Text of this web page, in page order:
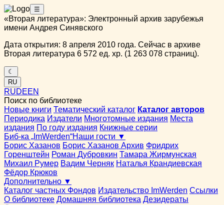
☰
«Вторая литература»: Электронный архив зарубежья
имени Андрея Синявского
Дата открытия: 8 апреля 2010 года. Сейчас в архиве
Вторая литература 6 572 ед. хр. (1 263 078 страниц).
☾
RU
RUDEEN
Поиск по библиотеке
Новые книги Тематический каталог Каталог авторов
Периодика Издатели Многотомные издания Места
издания По году издания Книжные серии
Биб-ка „ImWerden“Наши гости ▼
Борис Хазанов Борис Хазанов Архив Фридрих
Горенштейн Роман Дубровкин Тамара Жирмунская
Михаил Румер Вадим Черняк Наталья Крандиевская
Фёдор Крюков
Дополнительно ▼
Каталог частных Фондов Издательство ImWerden Ссылки
О библиотеке Домашняя библиотека Дезидераты